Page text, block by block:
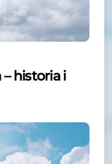
historia i